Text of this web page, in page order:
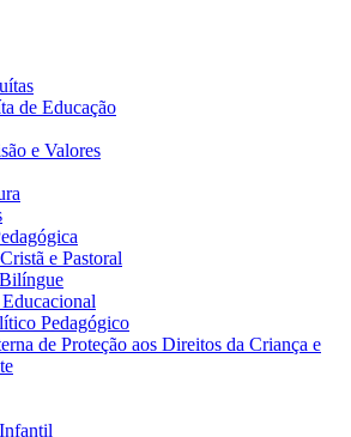
de Educação
e Valores
e Pastoral
Pedagógico
de Proteção aos Direitos da Criança e